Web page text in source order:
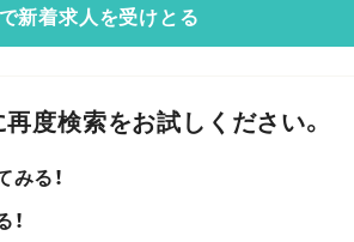
新着求人を受けとる
度検索をお試しください。
る！